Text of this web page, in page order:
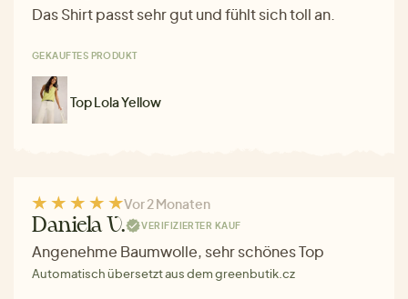
Das Shirt passt sehr gut und fühlt sich toll an.
GEKAUFTES PRODUKT
Top Lola Yellow
Vor 2 Monaten
Daniela V. VERIFIZIERTER KAUF
Angenehme Baumwolle, sehr schönes Top
Automatisch übersetzt aus dem greenbutik.cz